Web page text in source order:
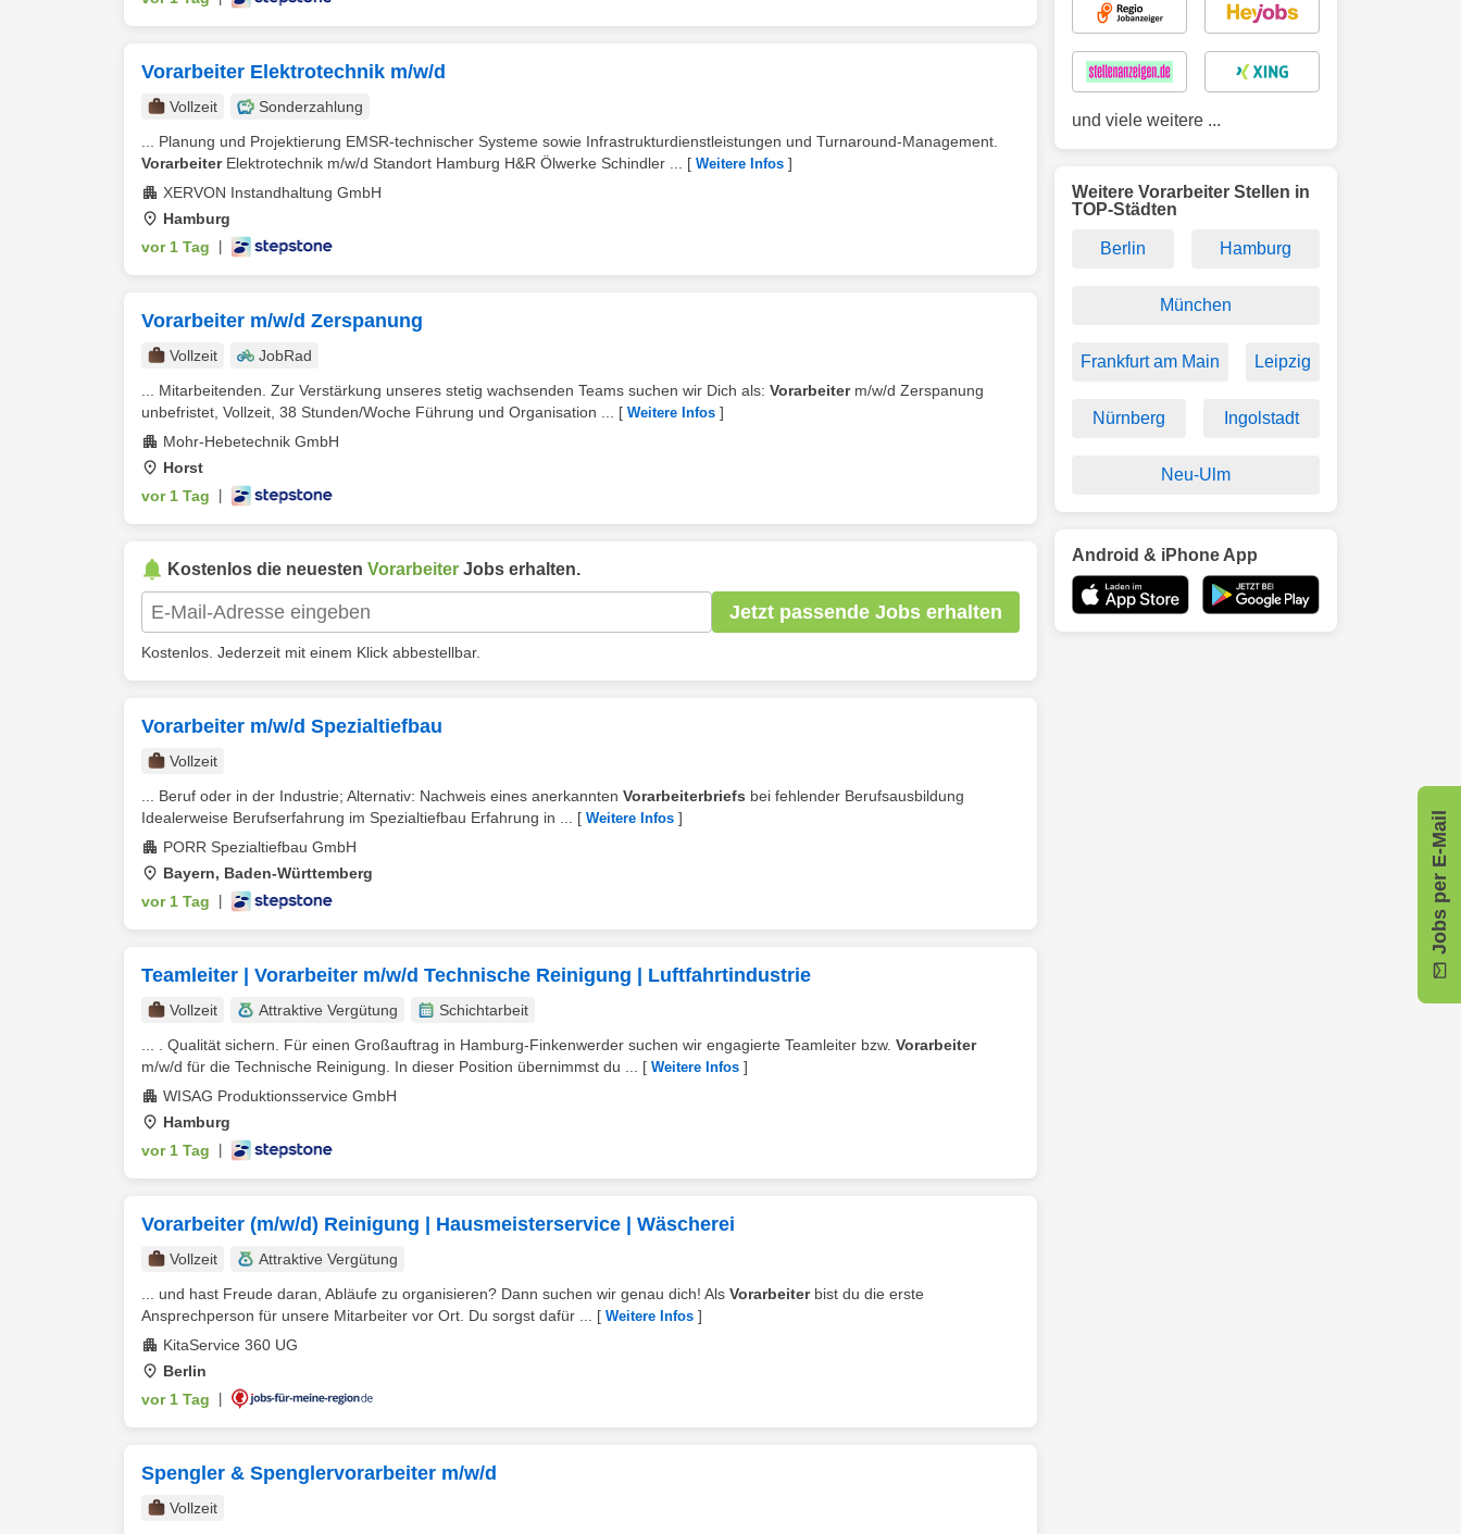
Vorarbeiter Elektrotechnik m/w/d
Vollzeit
Sonderzahlung
... Planung und Projektierung EMSR-technischer Systeme sowie Infrastrukturdienstleistungen und Turnaround-Management.
VorarbeiterElektrotechnik m/w/d Standort Hamburg H&R Ölwerke Schindler ... [ Weitere Infos ]
XERVON Instandhaltung GmbH
Hamburg
vor 1 Tag
Vorarbeiter m/w/d Zerspanung
Vollzeit
JobRad
... Mitarbeitenden. Zur Verstärkung unseres stetig wachsenden Teams suchen wir Dich als: Vorarbeiterm/w/d Zerspanung
unbefristet, Vollzeit, 38 Stunden/Woche Führung und Organisation ...
[ Weitere Infos ]
Mohr-Hebetechnik GmbH
Horst
vor 1 Tag
Kostenlos die neuesten Vorarbeiter Jobs erhalten.
Jetzt passende Jobs erhalten
Kostenlos. Jederzeit mit einem Klick abbestellbar.
Vorarbeiter m/w/d Spezialtiefbau
Vollzeit
... Beruf oder in der Industrie; Alternativ: Nachweis eines anerkannten Vorarbeiterbriefs bei fehlender Berufsausbildung
Idealerweise Berufserfahrung im Spezialtiefbau Erfahrung in ...
[ Weitere Infos ]
PORR Spezialtiefbau GmbH
Bayern, Baden-Württemberg
vor 1 Tag
Teamleiter | Vorarbeiter m/w/d Technische Reinigung | Luftfahrtindustrie
Vollzeit Attraktive Vergütung
Schichtarbeit
... . Qualität sichern. Für einen Großauftrag in Hamburg-Finkenwerder suchen wir engagierte Teamleiter bzw. Vorarbeiter
m/w/d für die Technische Reinigung. In dieser Position übernimmst du ...
[ Weitere Infos ]
WISAG Produktionsservice GmbH
Hamburg
vor 1 Tag
Vorarbeiter (m/w/d) Reinigung | Hausmeisterservice | Wäscherei
Vollzeit
Attraktive Vergütung
... und hast Freude daran, Abläufe zu organisieren? Dann suchen wir genau dich! Als Vorarbeiterbist du die erste
Ansprechperson für unsere Mitarbeiter vor Ort. Du sorgst dafür ...
[ Weitere Infos ]
KitaService 360 UG
Berlin
vor 1 Tag
Spengler & Spenglervorarbeiter m/w/d
Vollzeit
Jobs per E-Mail
und viele weitere ...
Weitere Vorarbeiter Stellen in
TOP-Städten
Berlin Hamburg
München
Frankfurt am Main Leipzig
Nürnberg Ingolstadt
Neu-Ulm
Android & iPhone App